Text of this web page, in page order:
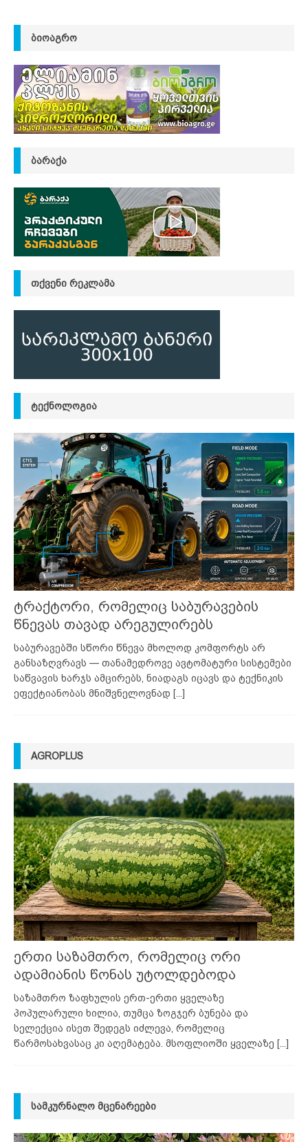
ᲑᲘᲝᲐᲒᲠᲝ
ᲑᲐᲠᲐᲥᲐ
ᲗᲥᲕᲔᲜᲘ ᲠᲔᲙᲚᲐᲛᲐ
ᲢᲔᲥᲜᲝᲚᲝᲒᲘᲐ
ტრაქტორი, რომელიც საბურავების
წნევას თავად არეგულირებს
საბურავებში სწორი წნევა მხოლოდ კომფორტს არ
განსაზღვრავს — თანამედროვე ავტომატური სისტემები
საწვავის ხარჯს ამცირებს, ნიადაგს იცავს და ტექნიკის
ეფექტიანობას მნიშვნელოვნად [...]
AGROPLUS
ერთი საზამთრო, რომელიც ორი
ადამიანის წონას უტოლდებოდა
საზამთრო ზაფხულის ერთ-ერთი ყველაზე
პოპულარული ხილია, თუმცა ზოგჯერ ბუნება და
სელექცია ისეთ შედეგს იძლევა, რომელიც
წარმოსახვასაც კი აღემატება. მსოფლიოში ყველაზე [...]
ᲡᲐᲛᲙᲣᲠᲜᲐᲚᲝ ᲛᲪᲔᲜᲐᲠᲔᲔᲑᲘ